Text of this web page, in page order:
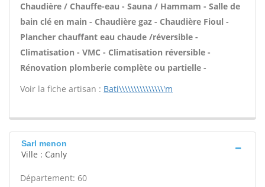
Chaudière / Chauffe-eau - Sauna / Hammam - Salle de
bain clé en main - Chaudière gaz - Chaudière Fioul -
Plancher chauffant eau chaude /réversible -
Climatisation - VMC - Climatisation réversible -
Rénovation plomberie complète ou partielle -
Voir la fiche artisan : Bati\\\\\\\\\\\\\\\'m
Sarl menon
Ville : Canly
Département: 60